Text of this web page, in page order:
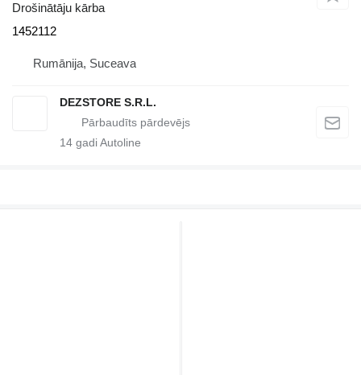
Drošinātāju kārba
1452112
Rumānija, Suceava
DEZSTORE S.R.L.
14 gadi Autoline